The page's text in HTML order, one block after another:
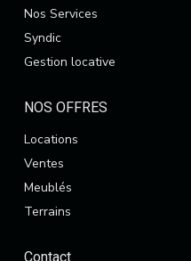
Nos Services
Syndic
Gestion locative
NOS OFFRES
Locations
Ventes
Meublés
Terrains
Contact